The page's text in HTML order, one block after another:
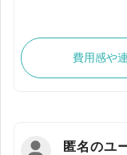
費用感や
匿名のユ